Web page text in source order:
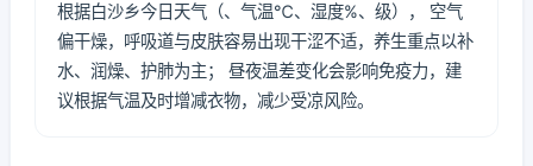
根据白沙乡今日天气（、气温℃、湿度%、级）， 空气
偏干燥，呼吸道与皮肤容易出现干涩不适，养生重点以补
水、润燥、护肺为主； 昼夜温差变化会影响免疫力，建
议根据气温及时增减衣物，减少受凉风险。